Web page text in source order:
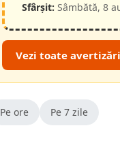
Sfârșit: Sâmbătă, 8
Vezi toate
Pe ore Pe 7 zile